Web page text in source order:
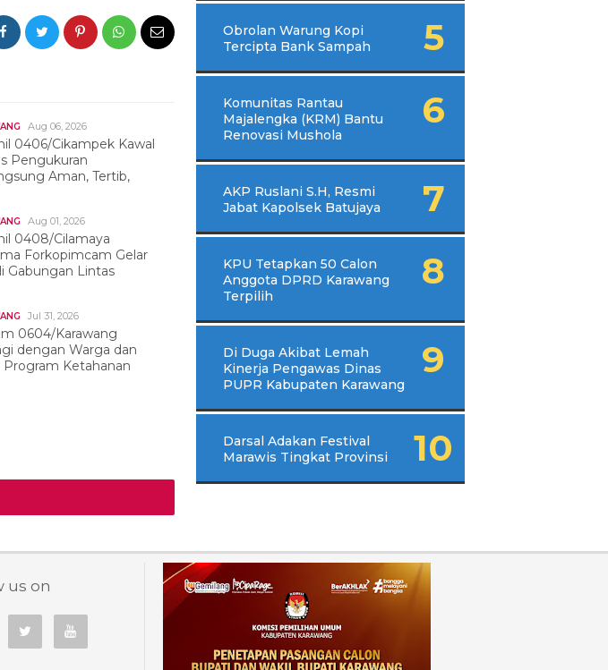
Aug 06, 2026
0406/Cikampek Kawal
Pengukuran
Aman, Tertib,
Aug 01, 2026
0408/Cilamaya
Forkopimcam Gelar
Gabungan Lintas
Jul 31, 2026
0604/Karawang
dengan Warga dan
Program Ketahanan
Obrolan Warung Kopi
Tercipta Bank Sampah
Komunitas Rantau
Majalengka (KRM) Bantu
Renovasi Mushola
AKP Ruslani S.H, Resmi
Jabat Kapolsek Batujaya
KPU Tetapkan 50 Calon
Anggota DPRD Karawang
Terpilih
Di Duga Akibat Lemah
Kinerja Pengawas Dinas
PUPR Kabupaten Karawang
Darsal Adakan Festival
Marawis Tingkat Provinsi
us on